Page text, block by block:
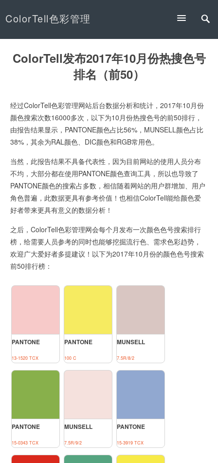
ColorTell色彩管理
ColorTell发布2017年10月份热搜色号
排名（前50）
经过ColorTell色彩管理网站后台数据分析和统计，2017年10月份
颜色搜索次数16000多次，以下为10月份热搜色号的前50排行，
由报告结果显示，PANTONE颜色占比56%，MUNSELL颜色占比
38%，其余为RAL颜色、DIC颜色和RGB常用色。
当然，此报告结果不具备代表性，因为目前网站的使用人员分布
不均，大部分都在使用PANTONE颜色查询工具，所以也导致了
PANTONE颜色的搜索占多数，相信随着网站的用户群增加、用户
角色普遍，此数据更具有参考价值！也相信ColorTell能给颜色爱
好者带来更具有意义的数据分析！
之后，ColorTell色彩管理网会每个月发布一次颜色色号搜索排行
榜，给需要人员参考的同时也能够挖掘流行色、需求色彩趋势，
欢迎广大爱好者多提建议！以下为2017年10月份的颜色色号搜索
前50排行榜：
PANTONE
13-1520 TCX
PANTONE
100 C
MUNSELL
7.5R/8/2
PANTONE
15-0343 TCX
MUNSELL
7.5R/9/2
PANTONE
15-3919 TCX